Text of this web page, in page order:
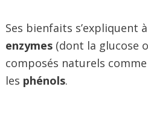
Ses bienfaits s’expliquent
enzymes (dont la glucose
composés naturels
les phénols.